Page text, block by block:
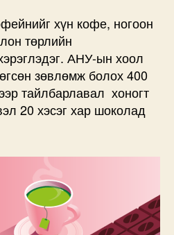
хүн кофе, ногоон
төрлийн
АНУ-ын хоол
зөвлөмж болох 400
тайлбарлавал хоногт
20 хэсэг хар шоколад